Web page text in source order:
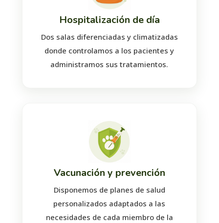
Hospitalización de día
Dos salas diferenciadas y climatizadas
donde controlamos a los pacientes y
administramos sus tratamientos.
Vacunación y prevención
Disponemos de planes de salud
personalizados adaptados a las
necesidades de cada miembro de la